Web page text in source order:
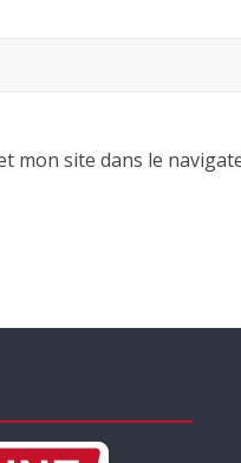
mon site dans le